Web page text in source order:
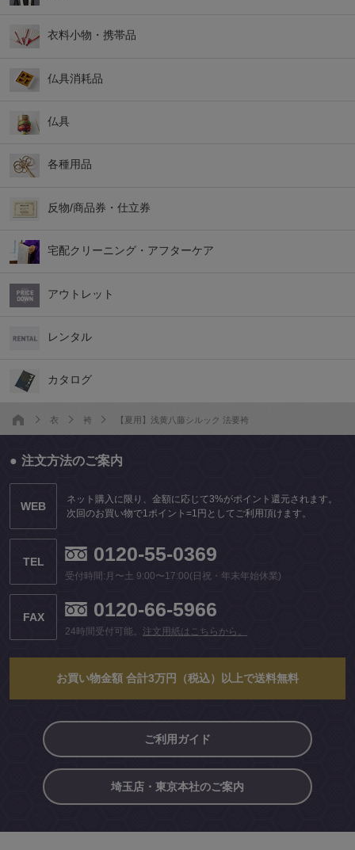
衣料小物・携帯品
仏具消耗品
仏具
各種用品
反物/商品券・仕立券
宅配クリーニング・アフターケア
アウトレット
レンタル
カタログ
衣 袴 【夏用】浅黄八藤シルック 法要袴
注文方法のご案内
WEB
ネット購入に限り、金額に応じて3%がポイント還元されます。
次回のお買い物で1ポイント=1円としてご利用頂けます。
TEL 0120-55-0369
受付時間:月〜土 9:00〜17:00(日祝・年末年始休業)
FAX 0120-66-5966
24時間受付可能。 注文用紙はこちらから。
お買い物金額 合計3万円（税込）以上で送料無料
ご利用ガイド
埼玉店・東京本社のご案内